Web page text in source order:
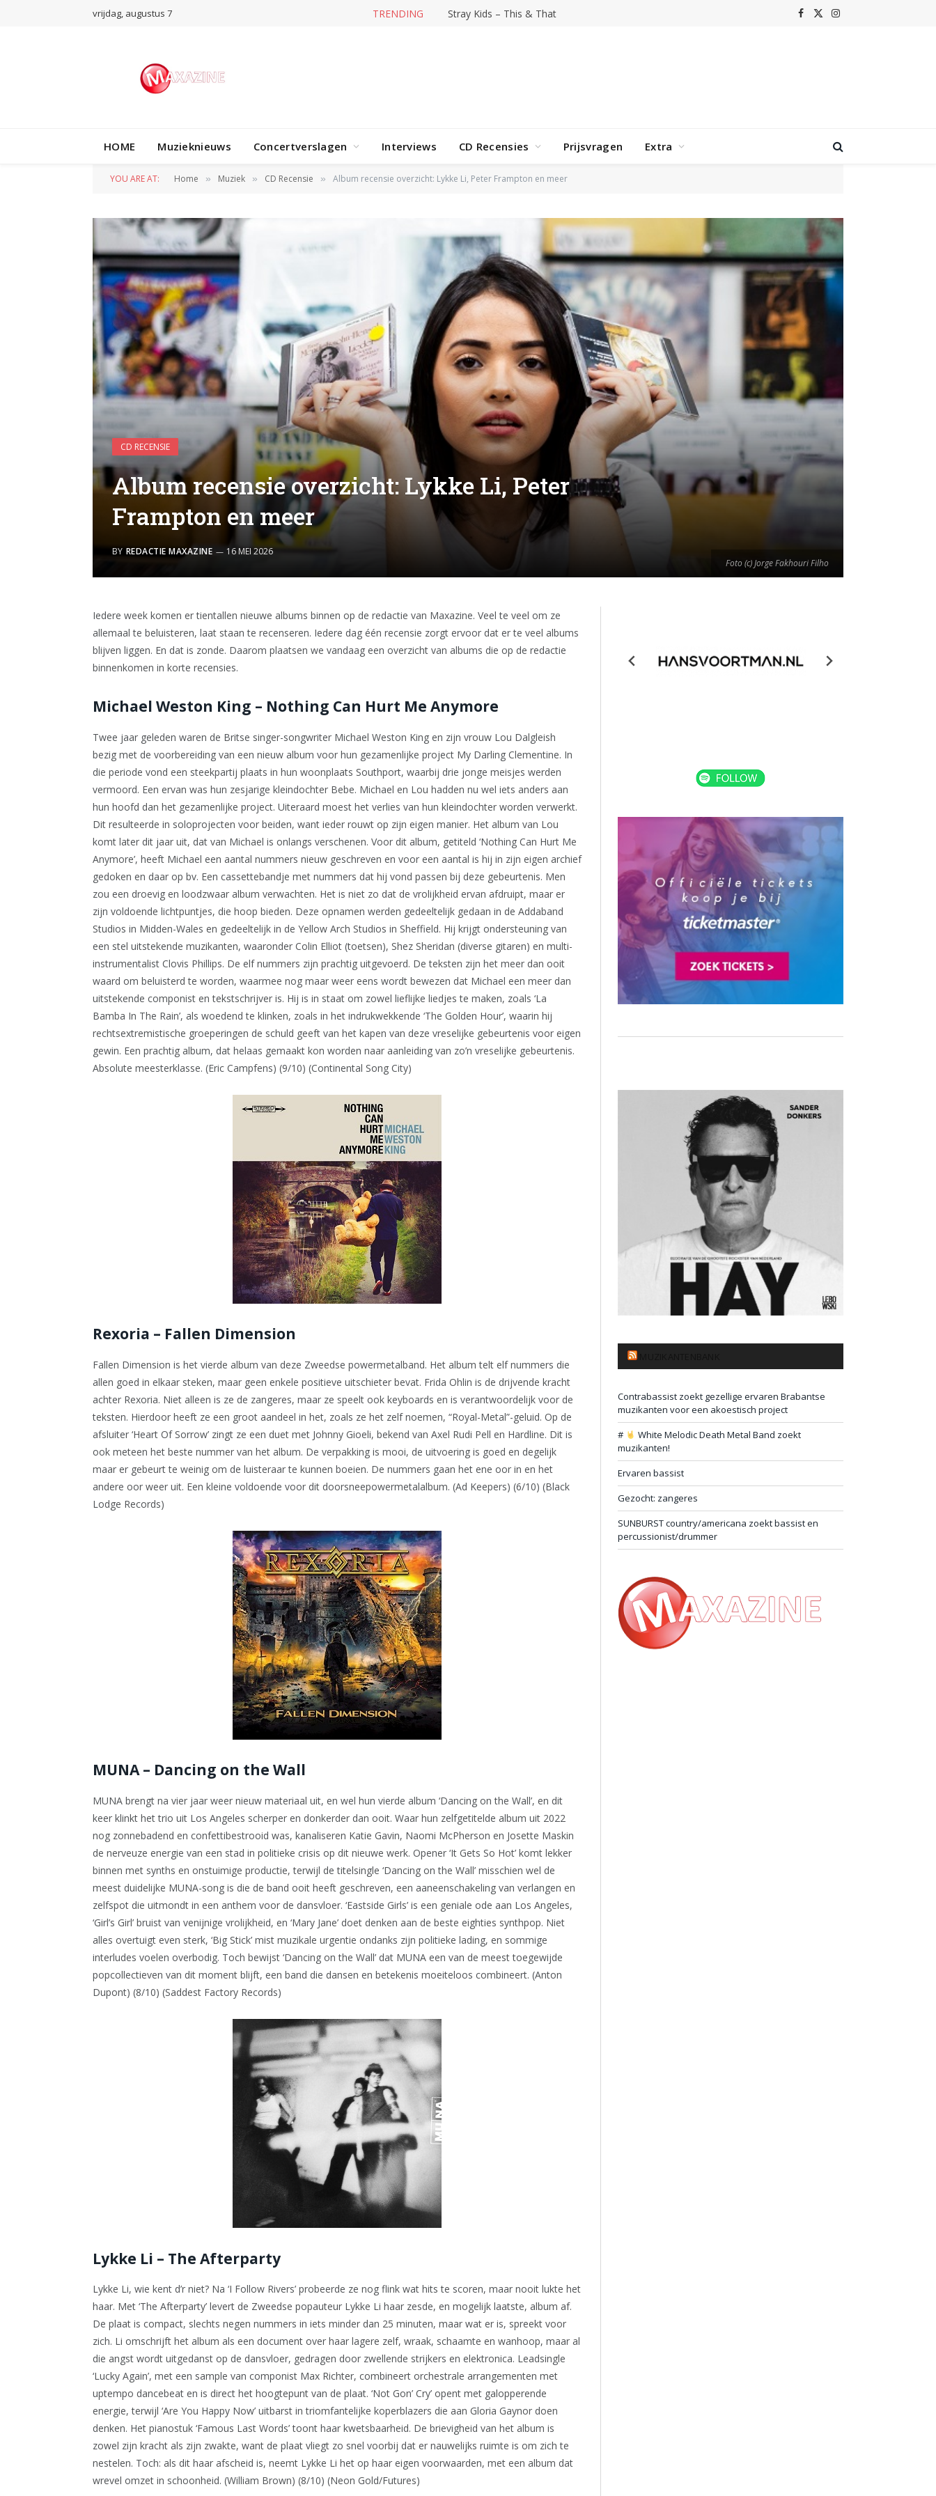
vrijdag, augustus 7 TRENDING Stray Kids – This & That Facebook
X
Instagram
HOME Muzieknieuws Concertverslagen Interviews CD Recensies Prijsvragen Extra
YOU ARE AT: Home » Muziek » CD Recensie » Album recensie overzicht: Lykke Li, Peter Frampton en meer
Foto (c) Jorge Fakhouri Filho
CD RECENSIE
Album recensie overzicht: Lykke Li, Peter
Frampton en meer
BY REDACTIE MAXAZINE 16 MEI 2026
Iedere week komen er tientallen nieuwe albums binnen op de redactie van Maxazine. Veel te veel om ze
allemaal te beluisteren, laat staan te recenseren. Iedere dag één recensie zorgt ervoor dat er te veel albums
blijven liggen. En dat is zonde. Daarom plaatsen we vandaag een overzicht van albums die op de redactie
binnenkomen in korte recensies.
Michael Weston King – Nothing Can Hurt Me Anymore
Twee jaar geleden waren de Britse singer-songwriter Michael Weston King en zijn vrouw Lou Dalgleish
bezig met de voorbereiding van een nieuw album voor hun gezamenlijke project My Darling Clementine. In
die periode vond een steekpartij plaats in hun woonplaats Southport, waarbij drie jonge meisjes werden
vermoord. Een ervan was hun zesjarige kleindochter Bebe. Michael en Lou hadden nu wel iets anders aan
hun hoofd dan het gezamenlijke project. Uiteraard moest het verlies van hun kleindochter worden verwerkt.
Dit resulteerde in soloprojecten voor beiden, want ieder rouwt op zijn eigen manier. Het album van Lou
komt later dit jaar uit, dat van Michael is onlangs verschenen. Voor dit album, getiteld ‘Nothing Can Hurt Me
Anymore’, heeft Michael een aantal nummers nieuw geschreven en voor een aantal is hij in zijn eigen archief
gedoken en daar op bv. Een cassettebandje met nummers dat hij vond passen bij deze gebeurtenis. Men
zou een droevig en loodzwaar album verwachten. Het is niet zo dat de vrolijkheid ervan afdruipt, maar er
zijn voldoende lichtpuntjes, die hoop bieden. Deze opnamen werden gedeeltelijk gedaan in de Addaband
Studios in Midden-Wales en gedeeltelijk in de Yellow Arch Studios in Sheffield. Hij krijgt ondersteuning van
een stel uitstekende muzikanten, waaronder Colin Elliot (toetsen), Shez Sheridan (diverse gitaren) en multi-
instrumentalist Clovis Phillips. De elf nummers zijn prachtig uitgevoerd. De teksten zijn het meer dan ooit
waard om beluisterd te worden, waarmee nog maar weer eens wordt bewezen dat Michael een meer dan
uitstekende componist en tekstschrijver is. Hij is in staat om zowel lieflijke liedjes te maken, zoals ‘La
Bamba In The Rain’, als woedend te klinken, zoals in het indrukwekkende ‘The Golden Hour’, waarin hij
rechtsextremistische groeperingen de schuld geeft van het kapen van deze vreselijke gebeurtenis voor eigen
gewin. Een prachtig album, dat helaas gemaakt kon worden naar aanleiding van zo’n vreselijke gebeurtenis.
Absolute meesterklasse. (Eric Campfens) (9/10) (Continental Song City)
Rexoria – Fallen Dimension
Fallen Dimension is het vierde album van deze Zweedse powermetalband. Het album telt elf nummers die
allen goed in elkaar steken, maar geen enkele positieve uitschieter bevat. Frida Ohlin is de drijvende kracht
achter Rexoria. Niet alleen is ze de zangeres, maar ze speelt ook keyboards en is verantwoordelijk voor de
teksten. Hierdoor heeft ze een groot aandeel in het, zoals ze het zelf noemen, “Royal-Metal”-geluid. Op de
afsluiter ‘Heart Of Sorrow’ zingt ze een duet met Johnny Gioeli, bekend van Axel Rudi Pell en Hardline. Dit is
ook meteen het beste nummer van het album. De verpakking is mooi, de uitvoering is goed en degelijk
maar er gebeurt te weinig om de luisteraar te kunnen boeien. De nummers gaan het ene oor in en het
andere oor weer uit. Een kleine voldoende voor dit doorsneepowermetalalbum. (Ad Keepers) (6/10) (Black
Lodge Records)
MUNA – Dancing on the Wall
MUNA brengt na vier jaar weer nieuw materiaal uit, en wel hun vierde album ‘Dancing on the Wall’, en dit
keer klinkt het trio uit Los Angeles scherper en donkerder dan ooit. Waar hun zelfgetitelde album uit 2022
nog zonnebadend en confettibestrooid was, kanaliseren Katie Gavin, Naomi McPherson en Josette Maskin
de nerveuze energie van een stad in politieke crisis op dit nieuwe werk. Opener ‘It Gets So Hot’ komt lekker
binnen met synths en onstuimige productie, terwijl de titelsingle ‘Dancing on the Wall’ misschien wel de
meest duidelijke MUNA-song is die de band ooit heeft geschreven, een aaneenschakeling van verlangen en
zelfspot die uitmondt in een anthem voor de dansvloer. ‘Eastside Girls’ is een geniale ode aan Los Angeles,
‘Girl’s Girl’ bruist van venijnige vrolijkheid, en ‘Mary Jane’ doet denken aan de beste eighties synthpop. Niet
alles overtuigt even sterk, ‘Big Stick’ mist muzikale urgentie ondanks zijn politieke lading, en sommige
interludes voelen overbodig. Toch bewijst ‘Dancing on the Wall’ dat MUNA een van de meest toegewijde
popcollectieven van dit moment blijft, een band die dansen en betekenis moeiteloos combineert. (Anton
Dupont) (8/10) (Saddest Factory Records)
Lykke Li – The Afterparty
Lykke Li, wie kent d’r niet? Na ‘I Follow Rivers’ probeerde ze nog flink wat hits te scoren, maar nooit lukte het
haar. Met ‘The Afterparty’ levert de Zweedse popauteur Lykke Li haar zesde, en mogelijk laatste, album af.
De plaat is compact, slechts negen nummers in iets minder dan 25 minuten, maar wat er is, spreekt voor
zich. Li omschrijft het album als een document over haar lagere zelf, wraak, schaamte en wanhoop, maar al
die angst wordt uitgedanst op de dansvloer, gedragen door zwellende strijkers en elektronica. Leadsingle
‘Lucky Again’, met een sample van componist Max Richter, combineert orchestrale arrangementen met
uptempo dancebeat en is direct het hoogtepunt van de plaat. ‘Not Gon’ Cry’ opent met galopperende
energie, terwijl ‘Are You Happy Now’ uitbarst in triomfantelijke koperblazers die aan Gloria Gaynor doen
denken. Het pianostuk ‘Famous Last Words’ toont haar kwetsbaarheid. De brievigheid van het album is
zowel zijn kracht als zijn zwakte, want de plaat vliegt zo snel voorbij dat er nauwelijks ruimte is om zich te
nestelen. Toch: als dit haar afscheid is, neemt Lykke Li het op haar eigen voorwaarden, met een album dat
wrevel omzet in schoonheid. (William Brown) (8/10) (Neon Gold/Futures)
Contrabassist zoekt gezellige ervaren Brabantse
muzikanten voor een akoestisch project
#
White Melodic Death Metal Band zoekt
muzikanten!
Ervaren bassist
Gezocht: zangeres
SUNBURST country/americana zoekt bassist en
percussionist/drummer